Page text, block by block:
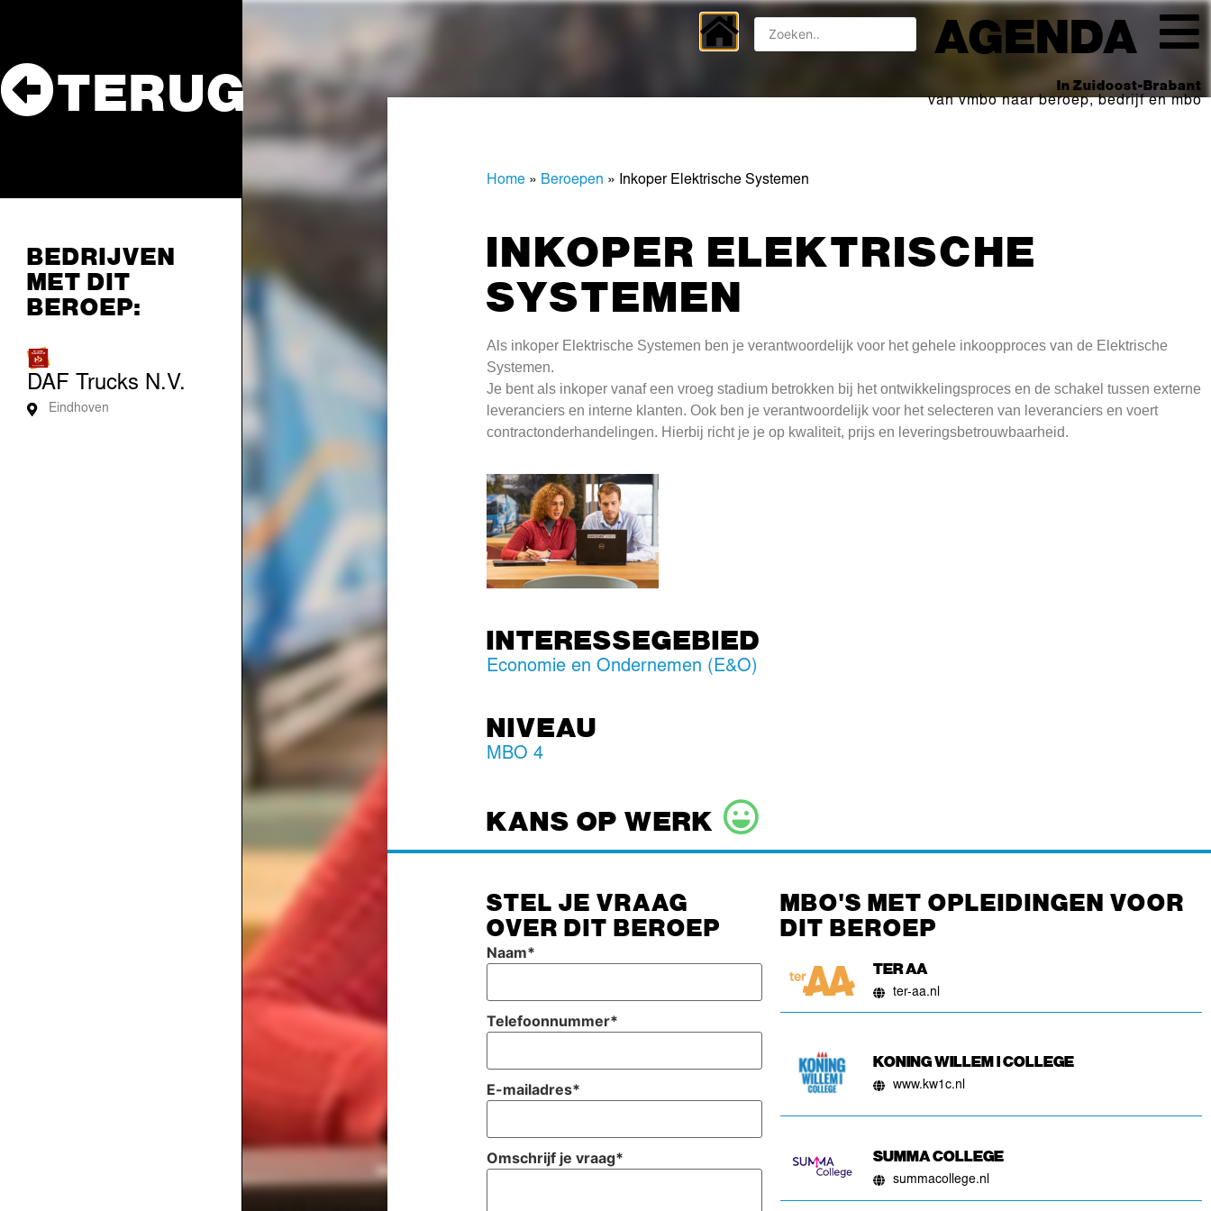
TERUG
BEDRIJVEN
MET DIT
BEROEP:
DAF Trucks N.V.
Eindhoven
Home » Beroepen » Inkoper Elektrische Systemen
INKOPER ELEKTRISCHE
SYSTEMEN
Als inkoper Elektrische Systemen ben je verantwoordelijk voor het gehele inkoopproces van de Elektrische
Systemen.
Je bent als inkoper vanaf een vroeg stadium betrokken bij het ontwikkelingsproces en de schakel tussen externe
leveranciers en interne klanten. Ook ben je verantwoordelijk voor het selecteren van leveranciers en voert
contractonderhandelingen. Hierbij richt je je op kwaliteit, prijs en leveringsbetrouwbaarheid.
INTERESSEGEBIED
Economie en Ondernemen (E&O)
NIVEAU
MBO 4
KANS OP WERK
STEL JE VRAAG
OVER DIT BEROEP
Naam*
Telefoonnummer*
E-mailadres*
Omschrijf je vraag*
MBO'S MET OPLEIDINGEN VOOR
DIT BEROEP
TER AA
ter-aa.nl
KONING WILLEM I COLLEGE
www.kw1c.nl
SUMMA COLLEGE
summacollege.nl
AGENDA
In Zuidoost-Brabant
van vmbo naar beroep, bedrijf en mbo